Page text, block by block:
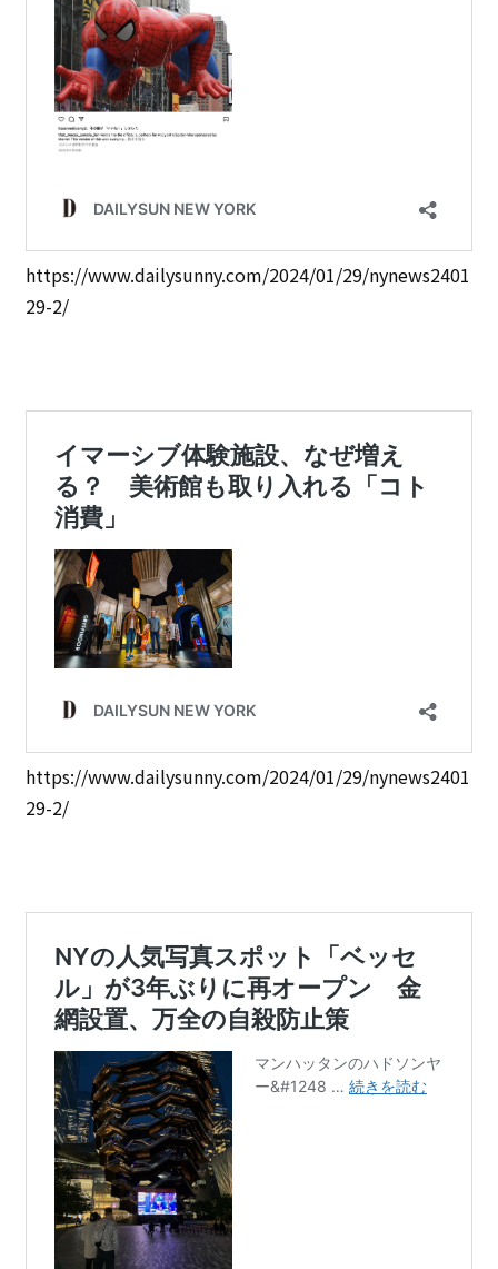
https://www.dailysunny.com/2024/01/29/nynews2401
29-2/
https://www.dailysunny.com/2024/01/29/nynews2401
29-2/